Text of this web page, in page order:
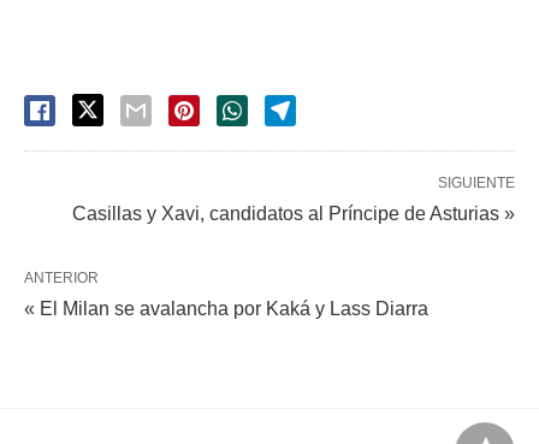
SIGUIENTE
Casillas y Xavi, candidatos al Príncipe de Asturias »
ANTERIOR
« El Milan se avalancha por Kaká y Lass Diarra